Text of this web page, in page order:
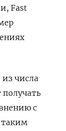
Fast
числа
получать
с
таким